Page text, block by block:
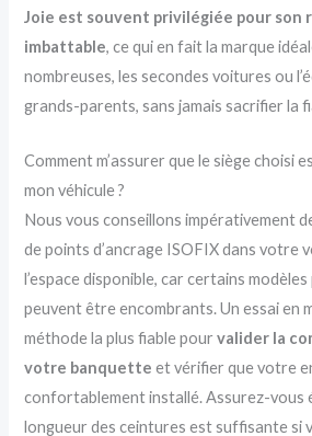
Joie est souvent privilégiée pour
imbattable, ce qui en fait la marque
nombreuses, les secondes voitures ou
grands-parents, sans jamais sacrifier la
Comment m’assurer que le siège choisi
mon véhicule ?
Nous vous conseillons impérativement
de points d’ancrage ISOFIX dans votre
l’espace disponible, car certains
peuvent être encombrants. Un essai en
méthode la plus fiable pourvalider la
votre banquette et vérifier que votre
confortablement installé. Assurez-vous
longueur des ceintures est suffisante si